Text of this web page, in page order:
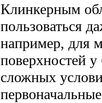
Клинкерным
пользоваться
например, для
поверхностей
сложных